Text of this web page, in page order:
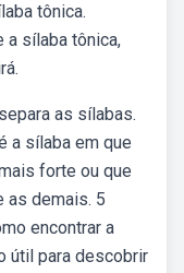
tônica.
a sílaba tônica,
as sílabas.
a sílaba em que
forte ou que
as demais. 5
encontrar a
útil para descobrir